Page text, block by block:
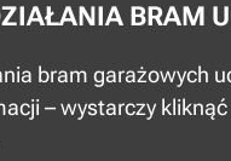
BRAM
bram garażowych
– wystarczy